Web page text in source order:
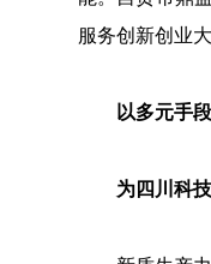
服务创新创业
以多元手
为四川科